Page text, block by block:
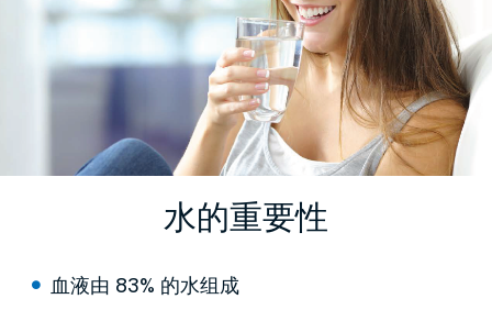
水的重要性
血液由 83% 的水组成